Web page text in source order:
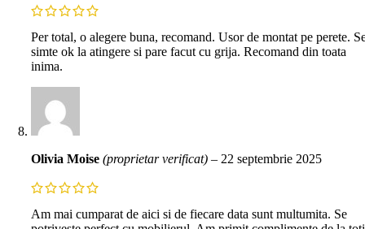
Per total, o alegere buna, recomand. Usor de montat pe perete.
simte ok la atingere si pare facut cu grija. Recomand din toata
inima.
Olivia Moise (proprietar verificat) – 22 septembrie 2025
Am mai cumparat de aici si de fiecare data sunt multumita. Se